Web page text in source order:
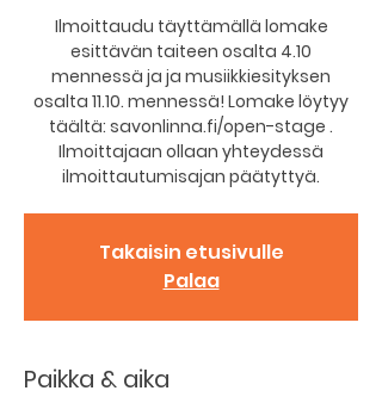
Ilmoittaudu täyttämällä lomake
esittävän taiteen osalta 4.10
mennessä ja ja musiikkiesityksen
osalta 11.10. mennessä! Lomake löytyy
täältä: savonlinna.fi/open-stage .
Ilmoittajaan ollaan yhteydessä
Takaisin etusivulle
Palaa
Paikka & aika